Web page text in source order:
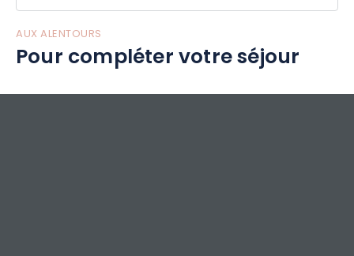
AUX ALENTOURS
Pour compléter votre séjour